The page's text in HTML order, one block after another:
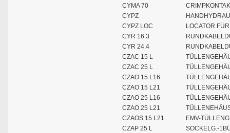
CYMA 70
CYPZ
CYPZ LOC
LOCATOR
CYR 16.3
CYR 24.4
CZAC 15 L
CZAC 25 L
CZAO 15 L16
CZAO 15 L21
CZAO 25 L16
CZAO 25 L21
CZAOS 15 L21
EMV-
CZAP 25 L
SOCKELG.-